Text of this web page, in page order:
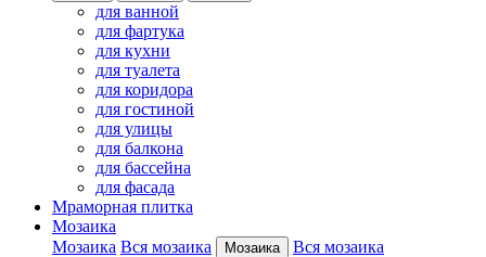
для ванной
для фартука
для кухни
для туалета
для коридора
для гостиной
для улицы
для балкона
для бассейна
для фасада
Мраморная плитка
Мозаика
Мозаика Вся мозаика Мозаика Вся мозаика